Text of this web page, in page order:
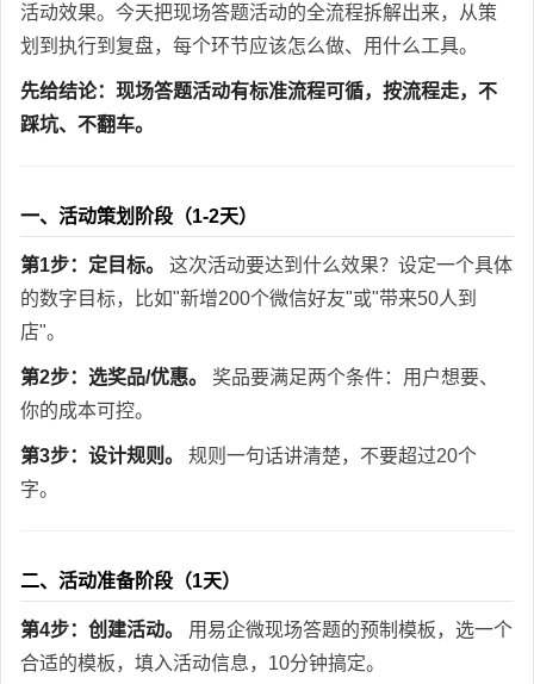
活动效果。今天把现场答题活动的全流程拆解出来，从策
划到执行到复盘，每个环节应该怎么做、用什么工具。
先给结论：现场答题活动有标准流程可循，按流程走，不
踩坑、不翻车。
一、活动策划阶段（1-2天）
第1步：定目标。
这次活动要达到什么效果？设定一个具体
的数字目标，比如"新增200个微信好友"或"带来50人到
店"。
第2步：选奖品/优惠。
奖品要满足两个条件：用户想要、
你的成本可控。
第3步：设计规则。
规则一句话讲清楚，不要超过20个
字。
二、活动准备阶段（1天）
第4步：创建活动。
用易企微现场答题的预制模板，选一个
合适的模板，填入活动信息，10分钟搞定。